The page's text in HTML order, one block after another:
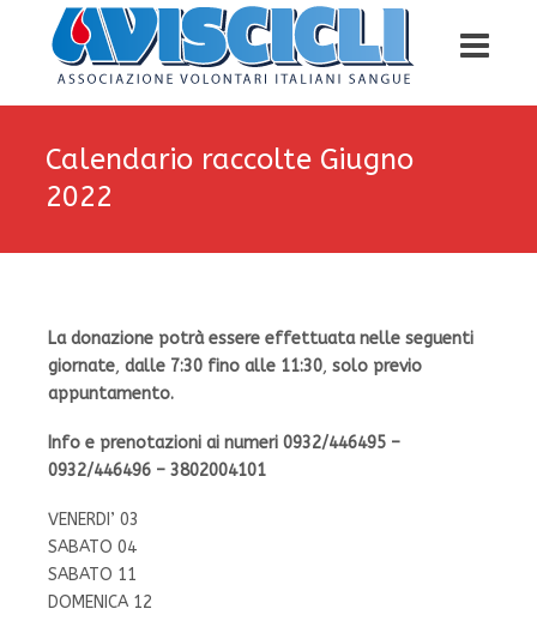
Calendario raccolte Giugno
2022
La donazione potrà essere effettuatanelle seguenti
giornate, dalle 7:30 fino alle 11:30, solo previo
appuntamento.
Info e prenotazioni ai numeri 0932/446495 –
0932/446496 – 3802004101
VENERDI’ 03
SABATO 04
SABATO 11
DOMENICA 12